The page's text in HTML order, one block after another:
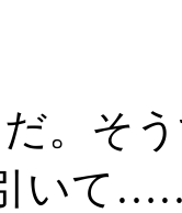
。そ
いて